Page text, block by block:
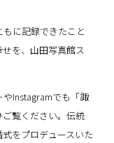
に記録できたこと
を、山田写真館ス
Instagramでも「諏
覧ください。伝統
をプロデュースいた